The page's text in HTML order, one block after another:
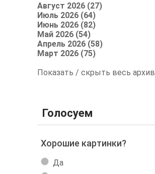
Август 2026 (27)
Июль 2026 (64)
Июнь 2026 (82)
Май 2026 (54)
Апрель 2026 (58)
Март 2026 (75)
Показать / скрыть весь архив
Голосуем
Хорошие картинки?
Да